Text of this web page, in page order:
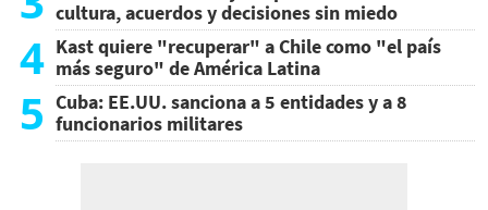
cultura, acuerdos y decisiones sin miedo
4 Kast quiere "recuperar" a Chile como "el país
más seguro" de América Latina
5 Cuba: EE.UU. sanciona a 5 entidades y a 8
funcionarios militares